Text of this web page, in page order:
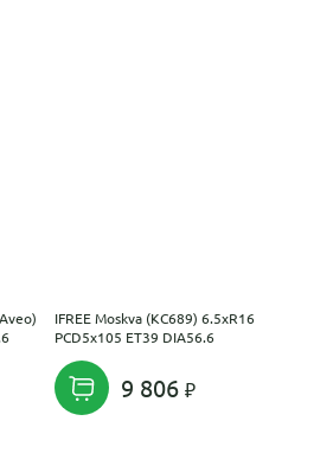
IFREE Moskva (КС689) 6.5xR16
PCD5x105 ET39 DIA56.6
9 806